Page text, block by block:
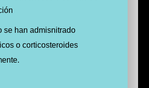
se han admisnitrado
o corticosteroides